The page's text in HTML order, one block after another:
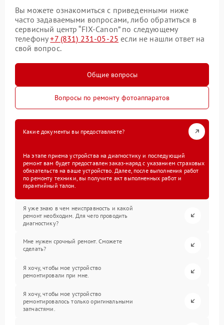
Вы можете ознакомиться с приведенными ниже
часто задаваемыми вопросами, либо обратиться в
сервисный центр “FIX-Canon” по следующему
телефону+7 (831) 231-05-25 если не нашли ответ на
свой вопрос.
Общие вопросы
Вопросы по ремонту фотоаппаратов
Какие документы вы предоставляете?
На этапе приема устройства на диагностику и последующий
ремонт вам будет предоставлен заказ-наряд с указанием страховых
обязательств на ваше устройство. Далее, после выполнения работ
по ремонту техники, вы получите акт выполненных работ и
гарантийный талон.
Я уже знаю в чем неисправность и какой
ремонт необходим. Для чего проводить
диагностику?
Мне нужен срочный ремонт. Сможете
сделать?
Я хочу, чтобы мое устройство
ремонтировали при мне.
Я хочу, чтобы мое устройство
ремонтировалось только оригинальными
запчастями.